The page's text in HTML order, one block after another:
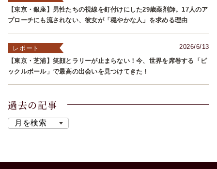
【東京・銀座】男性たちの視線を釘付けにした29歳薬剤師。17人のア
プローチにも流されない、彼女が「穏やかな人」を求める理由
2026/6/13
レポート
【東京・芝浦】笑顔とラリーが止まらない！今、世界を席巻する「ピ
ックルボール」で最高の出会いを見つけてきた！
過去の記事